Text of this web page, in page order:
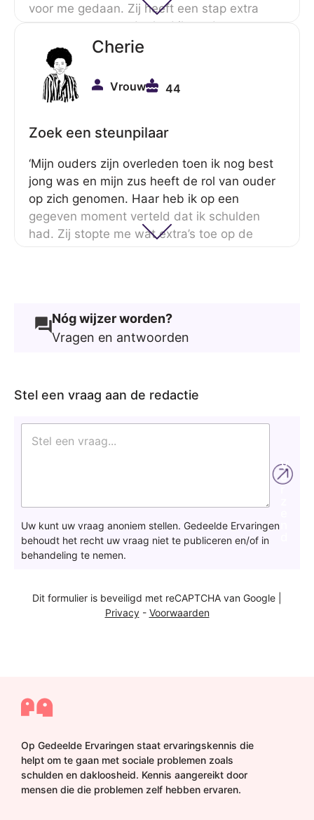
voor me gedaan. Zij heeft een stap extra
voor me gezet en dat had ik op dat moment
heel erg nodig. Ik heb zoveel aan haar hulp
gehad, dat ik tijdens het revalideren besloot
om de opleiding Schuldhulp en
maatschappelijke dienstverlening ben gaan
en zie ik het van de andere kant: er zijn
kunnen en willen aanpakken en er zijn
mensen wiens hand je niet los kunt laten.’
Cherie
Vrouw 44
Zoek een steunpilaar
‘Mijn ouders zijn overleden toen ik nog best
jong was en mijn zus heeft de rol van ouder
op zich genomen. Haar heb ik op een
gegeven moment verteld dat ik schulden
had. Zij stopte me wat extra’s toe op de
voor me en ik zou het iedereen in de
schulden aanraden: zoek een steunpilaar en
vrijwilligers die dat goed kunnen.’
Nóg wijzer worden?
Vragen en antwoorden
Stel een vraag aan de redactie
S
n
v
r
a
a
a
c
e
*
V
e
r
Uw kunt uw vraag anoniem stellen. Gedeelde Ervaringen
behoudt het recht uw vraag niet te publiceren en/of in
behandeling te nemen.
Dit formulier is beveiligd met reCAPTCHA van Google |
Privacy- Voorwaarden
Op Gedeelde Ervaringen staat ervaringskennis die
helpt om te gaan met sociale problemen zoals
schulden en dakloosheid. Kennis aangereikt door
mensen die die problemen zelf hebben ervaren.